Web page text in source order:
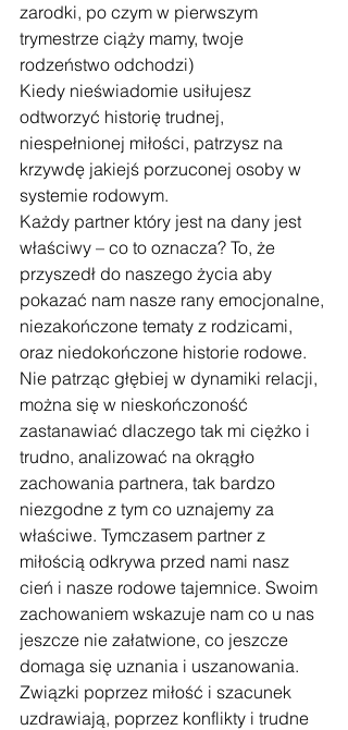
zarodki, po czym w pierwszym
trymestrze ciąży mamy, twoje
rodzeństwo odchodzi)
Kiedy nieświadomie usiłujesz
odtworzyć historię trudnej,
niespełnionej miłości, patrzysz na
krzywdę jakiejś porzuconej osoby w
systemie rodowym.
Każdy partner który jest na dany jest
właściwy – co to oznacza? To, że
przyszedł do naszego życia aby
pokazać nam nasze rany emocjonalne,
niezakończone tematy z rodzicami,
oraz niedokończone historie rodowe.
Nie patrząc głębiej w dynamiki relacji,
można się w nieskończoność
zastanawiać dlaczego tak mi ciężko i
trudno, analizować na okrągło
zachowania partnera, tak bardzo
niezgodne z tym co uznajemy za
właściwe. Tymczasem partner z
miłością odkrywa przed nami nasz
cień i nasze rodowe tajemnice. Swoim
zachowaniem wskazuje nam co u nas
jeszcze nie załatwione, co jeszcze
domaga się uznania i uszanowania.
Związki poprzez miłość i szacunek
uzdrawiają, poprzez konflikty i trudne